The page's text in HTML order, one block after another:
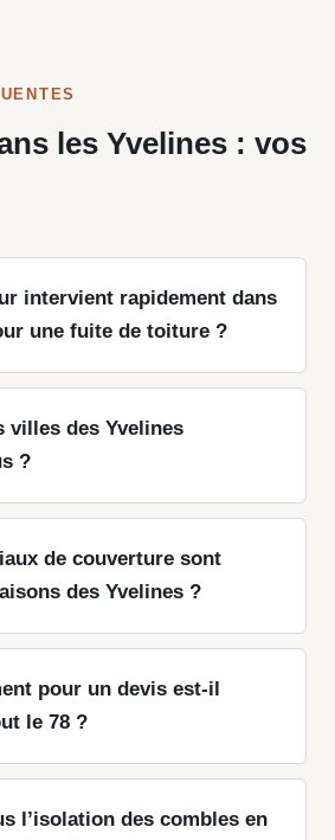
les Yvelines : vos
intervient rapidement dans
une fuite de toiture ?
villes des Yvelines
?
de couverture sont
des Yvelines ?
pour un devis est-il
le 78 ?
l’isolation des combles en